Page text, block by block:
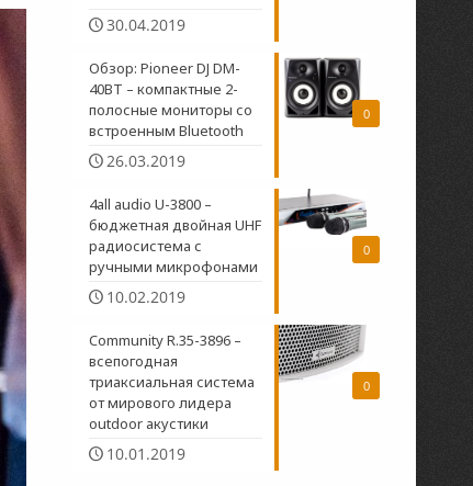
30.04.2019
0
Обзор: Pioneer DJ DM-
40BT – компактные 2-
полосные мониторы со
встроенным Bluetooth
26.03.2019
0
4all audio U-3800 –
бюджетная двойная UHF
радиосистема c
ручными микрофонами
10.02.2019
0
Community R.35-3896 –
всепогодная
триаксиальная система
от мирового лидера
outdoor акустики
10.01.2019